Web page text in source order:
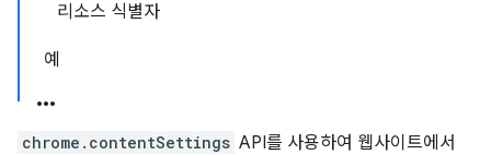
리소스 식별자
예
chrome.contentSettings API를 사용하여 웹사이트에서